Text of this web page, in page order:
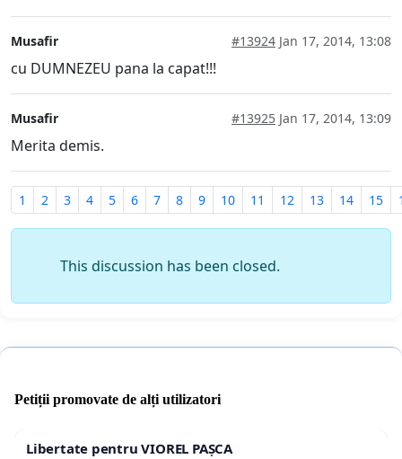
Musafir #13924 Jan 17, 2014, 13:08
cu DUMNEZEU pana la capat!!!
Musafir #13925 Jan 17, 2014, 13:09
Merita demis.
1 2 3 4 5 6 7 8 9 10 11 12 13 14 15
This discussion has been closed.
Petiții promovate de alți utilizatori
Libertate pentru VIOREL PAȘCA